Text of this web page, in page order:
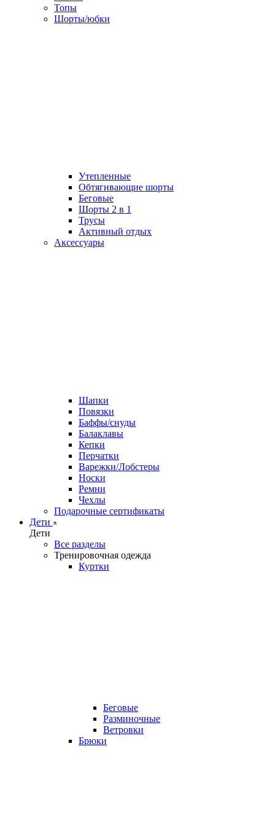
Топы
Шорты/юбки
Утепленные
Обтягивающие шорты
Беговые
Шорты 2 в 1
Трусы
Активный отдых
Аксессуары
Шапки
Повязки
Баффы/снуды
Балаклавы
Кепки
Перчатки
Варежки/Лобстеры
Носки
Ремни
Чехлы
Подарочные сертификаты
Дети
Дети
Все разделы
Тренировочная одежда
Куртки
Беговые
Разминочные
Ветровки
Брюки